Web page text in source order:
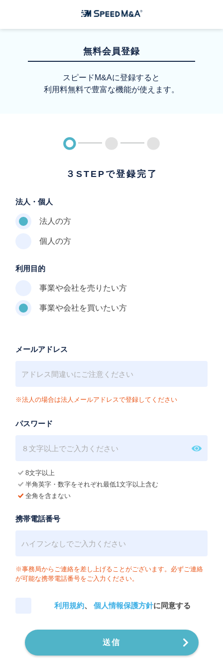
無料会員登録
スピードM&Aに登録すると
利用料無料で豊富な機能が使えます。
３STEPで登録完了
法人・個人
法人の方
個人の方
利用目的
事業や会社を売りたい方
事業や会社を買いたい方
メールアドレス
※法人の場合は法人メールアドレスで登録してください
パスワード
8文字以上
半角英字・数字をそれぞれ最低1文字以上含む
全角を含まない
携帯電話番号
※事務局からご連絡を差し上げることがございます。必ずご連絡
が可能な携帯電話番号をご入力ください。
利用規約、 個人情報保護方針に同意する
送信